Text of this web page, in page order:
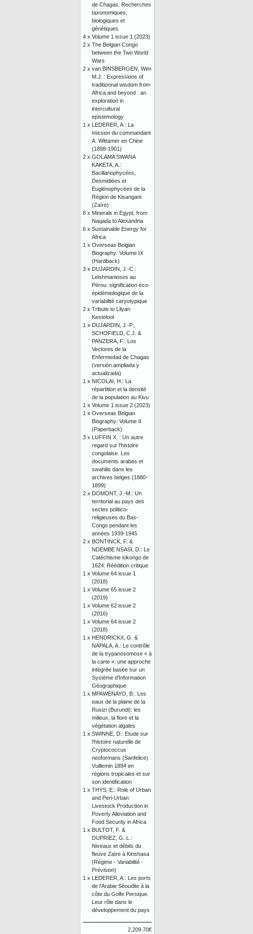
de Chagas. Recherches
taxonomiques,
biologiques et
génétiques
4 x Volume 1 issue 1 (2023)
2 x The Belgian Congo
between the Two World
Wars
2 x van BINSBERGEN, Wim
M.J. : Expressions of
traditionnal wisdom from
Africa and beyond : an
exploration in
intercultural
epistemology
1 x LEDERER, A.: La
mission du commandant
A. Wittamer en Chine
(1898-1901)
2 x GOLAMA SWANA
KAKETA, A.:
Bacillariophycées,
Desmidiées et
Euglénophycées de la
Région de Kisangani
(Zaïre)
8 x Minerals in Egypt, from
Naqada to Alexandria
6 x Sustainable Energy for
Africa
1 x Overseas Belgian
Biography: Volume IX
(Hardback)
3 x DUJARDIN, J.-C.:
Leishmanioses au
Pérou: signification éco-
épidémiologique de la
variabilité caryotypique
2 x Tribute to Lilyan
Kesteloot
1 x DUJARDIN, J.-P.,
SCHOFIELD, C.J. &
PANZERA, F.: Los
Vectores de la
Enfermedad de Chagas
(versión ampliada y
actualizada)
1 x NICOLAI, H.: La
répartition et la densité
de la population au Kivu
1 x Volume 1 issue 2 (2023)
1 x Overseas Belgian
Biography: Volume II
(Paperback)
3 x LUFFIN X. : Un autre
regard sur l'histoire
congolaise. Les
documents arabes et
swahilis dans les
archives belges (1880-
1899)
2 x DOMONT, J.-M.: Un
territorial au pays des
sectes politico-
religieuses du Bas-
Congo pendant les
années 1939-1945
2 x BONTINCK, F. &
NDEMBE NSASI, D.: Le
Catéchisme kikongo de
1624. Réédition critique
1 x Volume 64 issue 1
(2018)
1 x Volume 65 issue 2
(2019)
1 x Volume 62 issue 2
(2016)
1 x Volume 64 issue 2
(2018)
1 x HENDRICKX, G. &
NAPALA, A.: Le contrôle
de la trypanosomose « à
la carte »: une approche
intégrée basée sur un
Système d’Information
Géographique
1 x MPAWENAYO, B.: Les
eaux de la plaine de la
Rusizi (Burundi): les
milieux, la flore et la
végétation algales
1 x SWINNE, D.: Etude sur
l’histoire naturelle de
Cryptococcus
neoformans (Sanfelice)
Vuillemin 1894 en
régions tropicales et sur
son identification
1 x THYS, E.: Role of Urban
and Peri-Urban
Livestock Production in
Poverty Alleviation and
Food Security in Africa
1 x BULTOT, F. &
DUPRIEZ, G. L.:
Niveaux et débits du
fleuve Zaïre à Kinshasa
(Régime - Variabilité -
Prévision)
1 x LEDERER, A.: Les ports
de l’Arabie Séoudite à la
côte du Golfe Persique.
Leur rôle dans le
développement du pays
2,209.70€